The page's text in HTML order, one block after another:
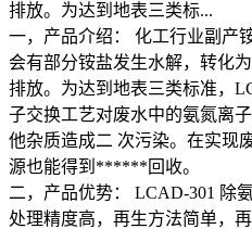
排放。为达到地表三类标...
一，产品介绍： 化工行业副产
会有部分铵盐发生水解，转化
排放。为达到地表三类标准，
子交换工艺对废水中的氨氮离
他杂质造成二 次污染。在实现
源也能得到******回收。
二，产品优势： LCAD-301 除
处理精度高，再生方法简单，